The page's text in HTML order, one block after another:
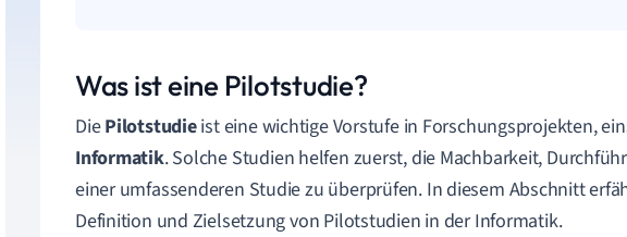
Was ist eine Pilotstudie?
DiePilotstudieist eine wichtige Vorstufe in Forschungsprojekten,
Informatik. Solche Studien helfen zuerst, die Machbarkeit,
einer umfassenderen Studie zu überprüfen. In diesem Abschnitt
Definition und Zielsetzung von Pilotstudien in der Informatik.